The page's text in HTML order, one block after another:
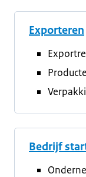
Exporteren
Bedrijf